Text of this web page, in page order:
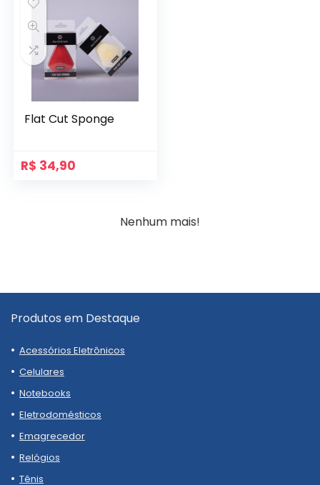
Flat Cut Sponge
R$ 34,90
Nenhum mais!
Produtos em Destaque
Acessórios Eletrônicos
Celulares
Notebooks
Eletrodomésticos
Emagrecedor
Relógios
Tênis